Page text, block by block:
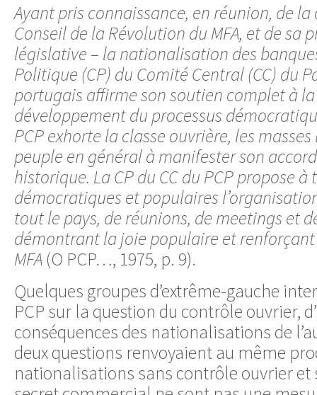
Ayant pris connaissance, en réunion, de
Conseil de la Révolution du MFA, et de sa
législative – la nationalisation des
Politique (CP) du Comité Central (CC) du
portugais affirme son soutien complet à
développement du processus
PCP exhorte la classe ouvrière, les
peuple en général à manifester son
historique. La CP du CC du PCP propose
démocratiques et populaires
tout le pays, de réunions, de meetings et
démontrant la joie populaire et renforçant
MFA(O PCP…, 1975, p. 9).
Quelques groupes d’extrême-gauche
PCP sur la question du contrôle ouvrier,
conséquences des nationalisations de
deux questions renvoyaient au même
nationalisations sans contrôle ouvrier